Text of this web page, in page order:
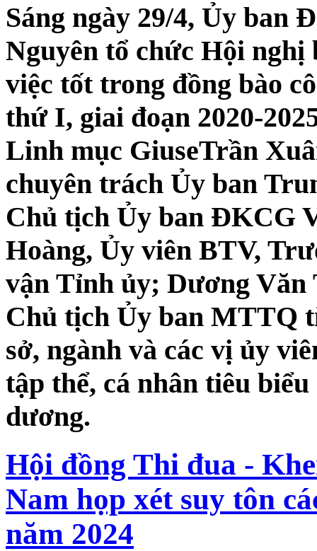
Sáng ngày 29/4, Ủy ban
Nguyên tổ chức Hội
việc tốt trong đồng bào
thứ I, giai đoạn 2020-
Linh mục GiuseTrần
chuyên trách Ủy ban
Chủ tịch Ủy ban ĐKCG
Hoàng, Ủy viên BTV,
vận Tỉnh ủy; Dương
Chủ tịch Ủy ban MTTQ
sở, ngành và các vị ủy
tập thể, cá nhân tiêu
dương.
Hội đồng Thi đua -
Nam họp xét suy tôn
năm 2024